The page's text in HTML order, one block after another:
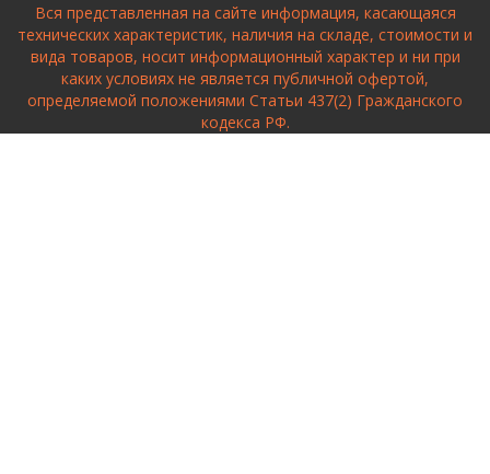
Вся представленная на сайте информация, касающаяся
технических характеристик, наличия на складе, стоимости и
вида товаров, носит информационный характер и ни при
каких условиях не является публичной офертой,
определяемой положениями Статьи 437(2) Гражданского
кодекса РФ.